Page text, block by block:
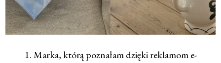
1. Marka, którą poznałam dzięki reklamom e-